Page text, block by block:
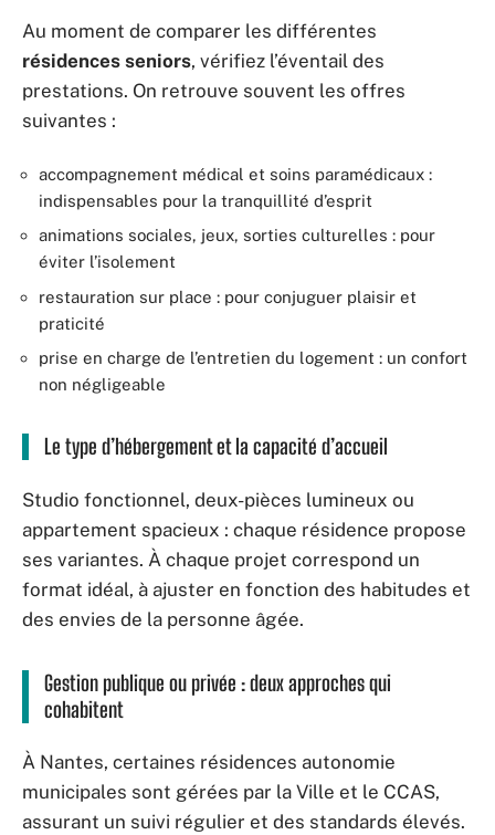
Au moment de comparer les différentes
résidences seniors, vérifiez l’éventail des
prestations. On retrouve souvent les offres
suivantes :
accompagnement médical et soins paramédicaux :
indispensables pour la tranquillité d’esprit
animations sociales, jeux, sorties culturelles : pour
éviter l’isolement
restauration sur place : pour conjuguer plaisir et
praticité
prise en charge de l’entretien du logement : un confort
non négligeable
Le type d’hébergement et la capacité d’accueil
Studio fonctionnel, deux-pièces lumineux ou
appartement spacieux : chaque résidence propose
ses variantes. À chaque projet correspond un
format idéal, à ajuster en fonction des habitudes et
des envies de la personne âgée.
Gestion publique ou privée : deux approches qui
cohabitent
À Nantes, certaines résidences autonomie
municipales sont gérées par la Ville et le CCAS,
assurant un suivi régulier et des standards élevés.